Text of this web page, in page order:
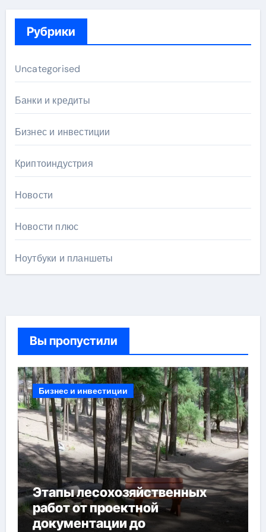
Рубрики
Uncategorised
Банки и кредиты
Бизнес и инвестиции
Криптоиндустрия
Новости
Новости плюс
Ноутбуки и планшеты
Вы пропустили
Бизнес и инвестиции
Этапы лесохозяйственных
работ от проектной
документации до